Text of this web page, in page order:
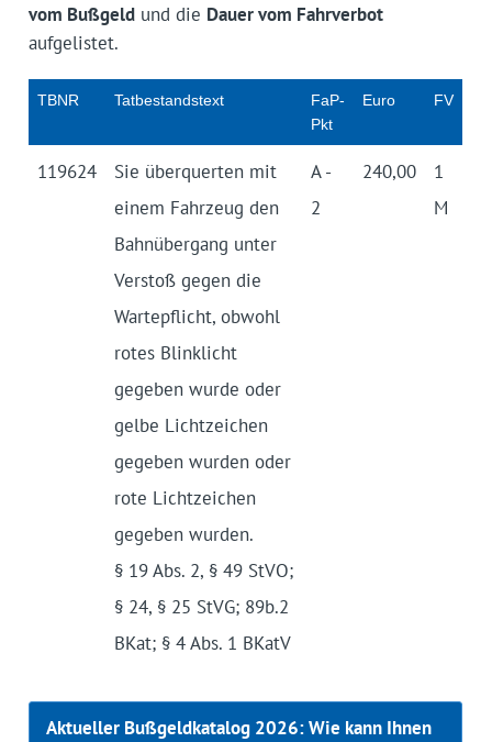
vom Bußgeldund die Dauer vom Fahrverbot
aufgelistet.
TBNR Tatbe­stands­text
FaP-
Pkt
Euro FV
119624
Sie über­querten mit
einem Fahrzeug den
Bahn­übergang unter
Verstoß gegen die
Warte­pflicht, obwohl
rotes Blinklicht
gegeben wurde oder
gelbe Licht­zeichen
gegeben wurden oder
rote Licht­zeichen
gegeben wurden.
§ 19 Abs. 2, § 49 StVO;
§ 24, § 25 StVG; 89b.2
BKat; § 4 Abs. 1 BKatV
A -
2
240,00
1
M
Aktueller Bußgeldkatalog 2026: Wie kann Ihnen